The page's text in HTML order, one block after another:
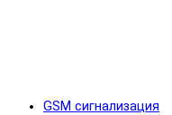
GSM сигнализация